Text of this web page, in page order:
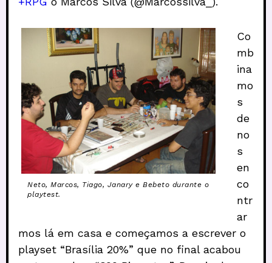
Neto, Marcos, Tiago, Janary e Bebeto durante o
playtest.
Co
mb
ina
mo
s
de
no
s
en
co
ntr
ar
mos lá em casa e começamos a escrever o
playset “Brasília 20%” que no final acabou